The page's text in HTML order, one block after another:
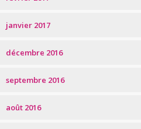
janvier 2017
décembre 2016
septembre 2016
août 2016